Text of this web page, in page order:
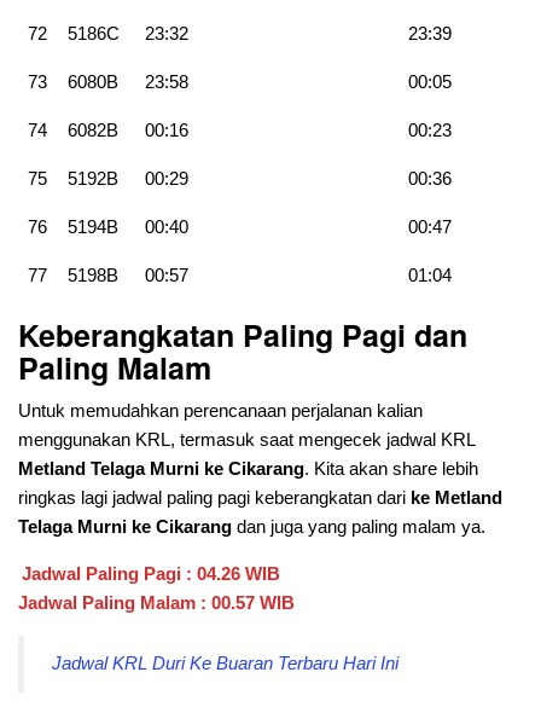
72 5186C 23:32 23:39
73 6080B 23:58 00:05
74 6082B 00:16 00:23
75 5192B 00:29 00:36
76 5194B 00:40 00:47
77 5198B 00:57 01:04
Keberangkatan Paling Pagi dan
Paling Malam
Untuk memudahkan perencanaan perjalanan kalian
menggunakan KRL, termasuk saat mengecek jadwal KRL
Metland Telaga Murni ke Cikarang. Kita akan share lebih
ringkas lagi jadwal paling pagi keberangkatan dari ke Metland
Telaga Murni ke Cikarang dan juga yang paling malam ya.
Jadwal Paling Pagi : 04.26 WIB
Jadwal Paling Malam : 00.57 WIB
Jadwal KRL Duri Ke Buaran Terbaru Hari Ini